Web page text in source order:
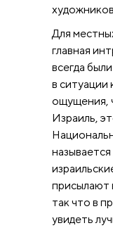
Для
главная
всегда
в ситуации
ощущения,
Израиль,
присылают
так что в
увидеть